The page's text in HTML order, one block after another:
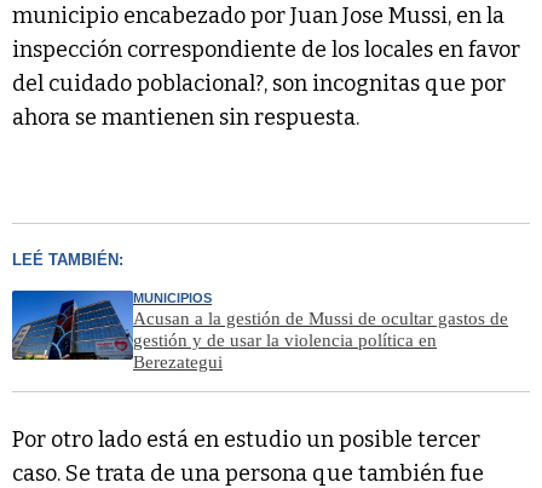
municipio encabezado por Juan Jose Mussi, en la
inspección correspondiente de los locales en favor
del cuidado poblacional?, son incognitas que por
ahora se mantienen sin respuesta.
LEÉ TAMBIÉN:
MUNICIPIOS
Acusan a la gestión de Mussi de ocultar gastos de
gestión y de usar la violencia política en
Berezategui
Por otro lado está en estudio un posible tercer
caso. Se trata de una persona que también fue